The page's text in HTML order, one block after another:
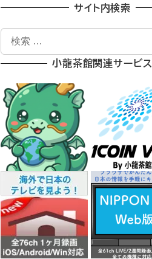
サイト内検索
索
小龍茶館関連サービス